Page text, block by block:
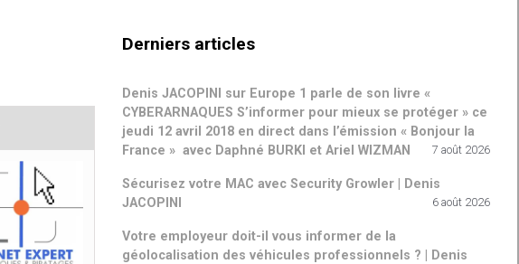
Derniers articles
Denis JACOPINI sur Europe 1 parle de son livre «
CYBERARNAQUES S’informer pour mieux se protéger » ce
jeudi 12 avril 2018 en direct dans l’émission « Bonjour la
France » avec Daphné BURKI et Ariel WIZMAN
7 août 2026
Sécurisez votre MAC avec Security Growler | Denis
JACOPINI
6 août 2026
Votre employeur doit-il vous informer de la
géolocalisation des véhicules professionnels ? | Denis